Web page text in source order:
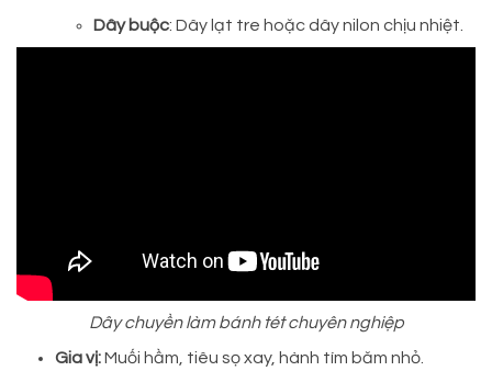
Dây buộc: Dây lạt tre hoặc dây nilon chịu nhiệt.
Dây chuyền làm bánh tét chuyên nghiệp
Gia vị:Muối hầm, tiêu sọ xay, hành tím băm nhỏ.